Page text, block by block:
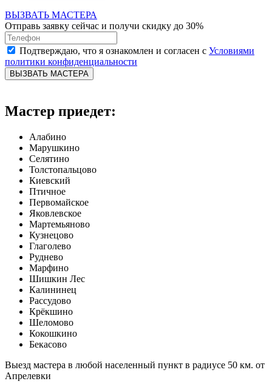
ВЫЗВАТЬ МАСТЕРА
Отправь заявку сейчас и получи скидку до 30%
Подтверждаю, что я ознакомлен и согласен с Условиями
политики конфиденциальности
ВЫЗВАТЬ МАСТЕРА
Мастер приедет:
Алабино
Марушкино
Селятино
Толстопальцово
Киевский
Птичное
Первомайское
Яковлевское
Мартемьяново
Кузнецово
Глаголево
Руднево
Марфино
Шишкин Лес
Калининец
Рассудово
Крёкшино
Шеломово
Кокошкино
Бекасово
Выезд мастера в любой населенный пункт в радиусе 50 км. от
Апрелевки